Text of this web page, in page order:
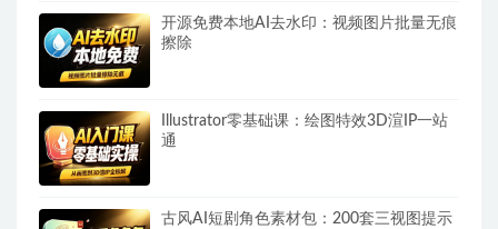
开源免费本地AI去水印：视频图片批量无痕
擦除
Illustrator零基础课：绘图特效3D渲IP一站
通
古风AI短剧角色素材包：200套三视图提示